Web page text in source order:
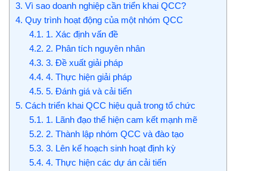
3. Vì sao doanh nghiệp cần triển khai QCC?
4. Quy trình hoạt động của một nhóm QCC
4.1. 1. Xác định vấn đề
4.2. 2. Phân tích nguyên nhân
4.3. 3. Đề xuất giải pháp
4.4. 4. Thực hiện giải pháp
4.5. 5. Đánh giá và cải tiến
5. Cách triển khai QCC hiệu quả trong tổ chức
5.1. 1. Lãnh đạo thể hiện cam kết mạnh mẽ
5.2. 2. Thành lập nhóm QCC và đào tạo
5.3. 3. Lên kế hoạch sinh hoạt định kỳ
5.4. 4. Thực hiện các dự án cải tiến